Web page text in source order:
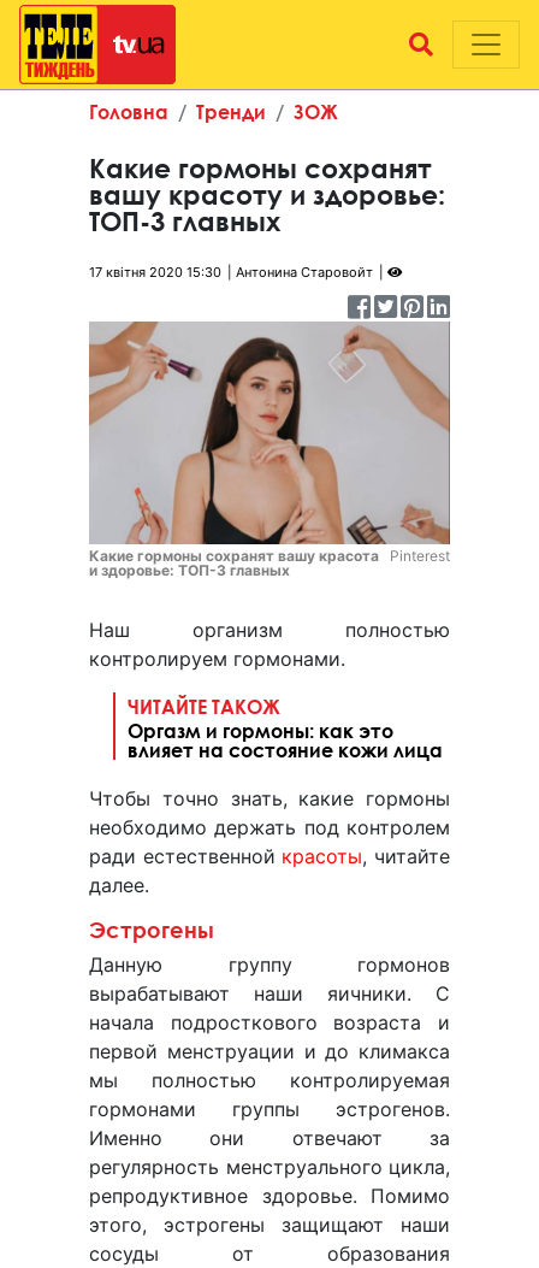
Головна Тренди ЗОЖ
Какие гормоны сохранят
вашу красоту и здоровье:
ТОП-3 главных
17 квітня 2020 15:30 Антонина Старовойт
Какие гормоны сохранят вашу красота
и здоровье: ТОП-3 главных
Pinterest
Наш организм полностью
контролируем гормонами.
ЧИТАЙТЕ ТАКОЖ
Оргазм и гормоны: как это
влияет на состояние кожи лица
Чтобы точно знать, какие гормоны
необходимо держать под контролем
ради естественной красоты, читайте
далее.
Эстрогены
Данную группу гормонов
вырабатывают наши яичники. С
начала подросткового возраста и
первой менструации и до климакса
мы полностью контролируемая
гормонами группы эстрогенов.
Именно они отвечают за
регулярность менструального цикла,
репродуктивное здоровье. Помимо
этого, эстрогены защищают наши
сосуды от образования